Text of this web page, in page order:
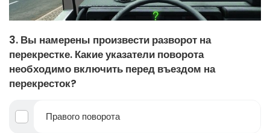
3. Вы намерены произвести разворот на
перекрестке. Какие указатели поворота
необходимо включить перед въездом на
перекресток?
Правого поворота